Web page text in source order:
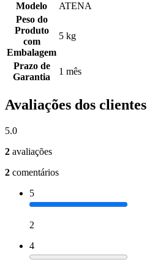
Modelo
ATENA
Peso do
Produto
com
Embalagem
5 kg
Prazo de
Garantia
1 mês
Avaliações dos clientes
5.0
2 avaliações
2 comentários
5
2
4